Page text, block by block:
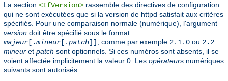
La section <IfVersion> rassemble des directives de configuration
qui ne sont exécutées que si la version de httpd satisfait aux critères
spécifiés. Pour une comparaison normale (numérique), l'argument
version doit être spécifié sous le format
majeur [.mineur [.patch]] , comme par exemple 2.1.0 ou 2.2.
mineur et patch sont optionnels. Si ces numéros sont absents, il se
voient affectée implicitement la valeur 0. Les opérateurs numériques
suivants sont autorisés :